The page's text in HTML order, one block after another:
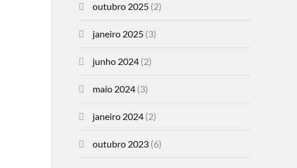
outubro 2025(2)
janeiro 2025(3)
junho 2024(2)
maio 2024(3)
janeiro 2024(2)
outubro 2023(6)